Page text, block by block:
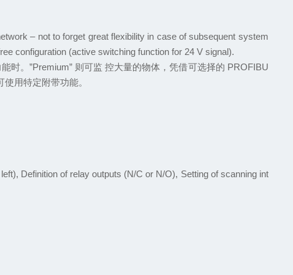
– not to forget great flexibility in case of subsequent system
configuration (active switching function for 24 V signal).
时。”Premium” 则可监 控大量的物体 ，凭借可选择的 PROFIBU
使用特定附带功能。
Definition of relay outputs (N/C or N/O), Setting of scanning int